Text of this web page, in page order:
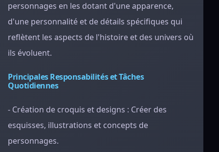
personnages en les dotant d'une apparence,
d'une personnalité et de détails spécifiques qui
reflètent les aspects de l'histoire et des univers où
ils évoluent.
Principales Responsabilités et Tâches
Quotidiennes
- Création de croquis et designs : Créer des
esquisses, illustrations et concepts de
personnages.